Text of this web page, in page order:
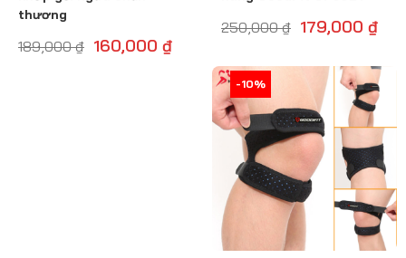
thương
189,000₫ 160,000 ₫
250,000₫ 179,000 ₫
-11%
-10%